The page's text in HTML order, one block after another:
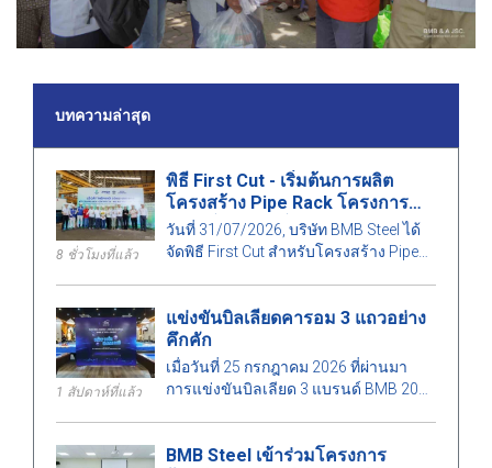
บทความล่าสุด
8 ชั่วโมงที่แล้ว
พิธี First Cut - เริ่มต้นการผลิต
โครงสร้าง Pipe Rack โครงการ
T08, โครงการโรงไฟฟ้าพลังความ
ร้อน Long Phú 1
วันที่ 31/07/2026, บริษัท BMB Steel ได้
จัดพิธี First Cut สำหรับโครงสร้าง Pipe
1 สัปดาห์ที่แล้ว
แข่งขันบิลเลียดคารอม 3 แถวอย่าง
คึกคัก
เมื่อวันที่ 25 กรกฎาคม 2026 ที่ผ่านมา
การแข่งขันบิลเลียด 3 แบรนด์ BMB 2026
เกียรติ.
BMB Steel เข้าร่วมโครงการ